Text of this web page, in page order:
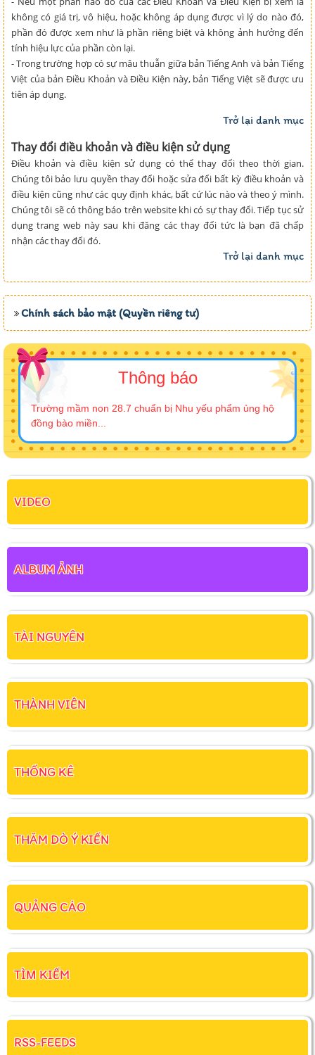
không có giá trị, vô hiệu, hoặc không áp dụng được vì lý do nào đó,
phần đó được xem như là phần riêng biệt và không ảnh hưởng đến
tính hiệu lực của phần còn lại.
- Trong trường hợp có sự mâu thuẫn giữa bản Tiếng Anh và bản Tiếng
Việt của bản Điều Khoản và Điều Kiện này, bản Tiếng Việt sẽ được ưu
tiên áp dụng.
Trở lại danh mục
Thay đổi điều khoản và điều kiện sử dụng
Điều khoản và điều kiện sử dụng có thể thay đổi theo thời gian.
Chúng tôi bảo lưu quyền thay đổi hoặc sửa đổi bất kỳ điều khoản và
điều kiện cũng như các quy định khác, bất cứ lúc nào và theo ý mình.
Chúng tôi sẽ có thông báo trên website khi có sự thay đổi. Tiếp tục sử
dụng trang web này sau khi đăng các thay đổi tức là bạn đã chấp
nhận các thay đổi đó.
Trở lại danh mục
Chính sách bảo mật (Quyền riêng tư)
Thông báo
Trường mầm non 28.7 chuẩn bị Nhu yếu phẩm ủng hộ
đồng bào miền...
VIDEO
ALBUM ẢNH
TÀI NGUYÊN
THÀNH VIÊN
THỐNG KÊ
THĂM DÒ Ý KIẾN
QUẢNG CÁO
TÌM KIẾM
RSS-FEEDS